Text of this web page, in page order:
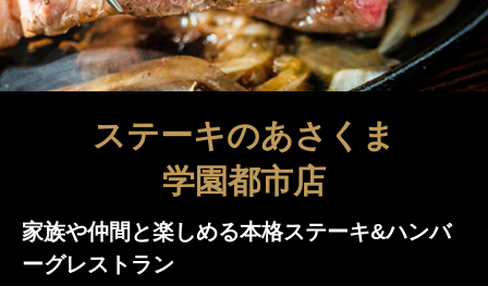
ステーキのあさくま
学園都市店
家族や仲間と楽しめる本格ステーキ&ハンバ
ーグレストラン